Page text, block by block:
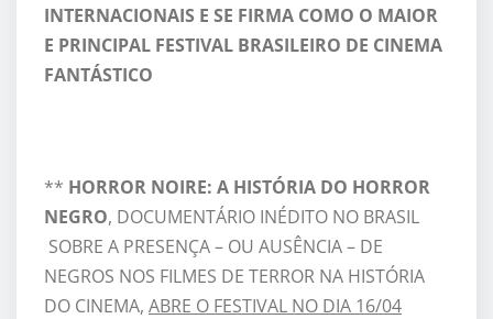
INTERNACIONAIS E SE FIRMA COMO O MAIOR
E PRINCIPAL FESTIVAL BRASILEIRO DE CINEMA
FANTÁSTICO
** HORROR NOIRE: A HISTÓRIA DO HORROR
NEGRO, DOCUMENTÁRIO INÉDITO NO BRASIL
SOBRE A PRESENÇA – OU AUSÊNCIA – DE
NEGROS NOS FILMES DE TERROR NA HISTÓRIA
DO CINEMA, ABRE O FESTIVAL NO DIA 16/04